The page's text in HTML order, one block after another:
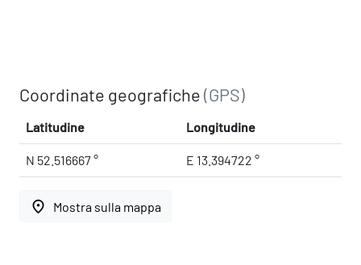
Coordinate geografiche(GPS)
Latitudine Longitudine
N 52.516667 ° E 13.394722 °
place Mostra sulla mappa